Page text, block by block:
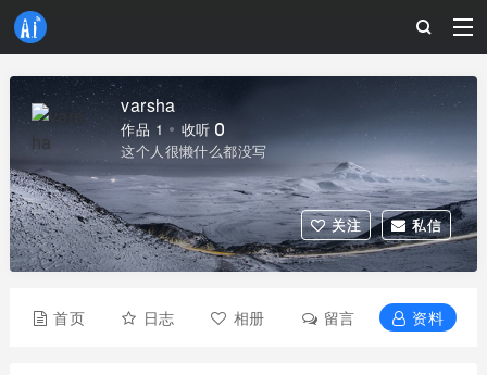
varsha
作品 1 收听 0
这个人很懒什么都没写
关注 私信
首页 日志 相册 留言 资料